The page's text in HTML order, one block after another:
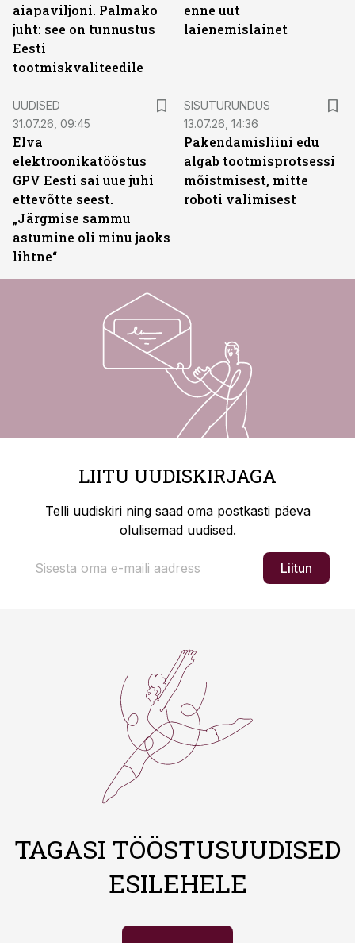
aiapaviljoni. Palmako
juht: see on tunnustus
Eesti
tootmiskvaliteedile
enne uut
laienemislainet
UUDISED
31.07.26, 09:45
Elva
elektroonikatööstus
GPV Eesti sai uue juhi
ettevõtte seest.
„Järgmise sammu
astumine oli minu jaoks
lihtne“
SISUTURUNDUS
13.07.26, 14:36
Pakendamisliini edu
algab tootmisprotsessi
mõistmisest, mitte
roboti valimisest
LIITU UUDISKIRJAGA
Telli uudiskiri ning saad oma postkasti päeva
olulisemad uudised.
Liitun
TAGASI TÖÖSTUSUUDISED
ESILEHELE